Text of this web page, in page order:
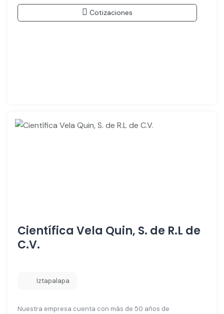
Cotizaciones
Científica Vela Quin, S. de R.L de
C.V.
Iztapalapa
Nuestra empresa cuenta con más de 50 años de